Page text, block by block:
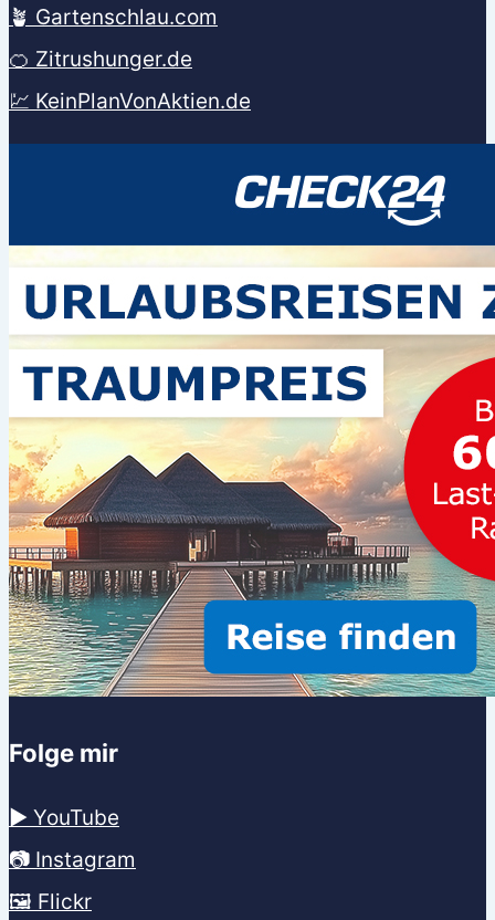
🪴 Gartenschlau.com
🍊 Zitrushunger.de
💹 KeinPlanVonAktien.de
Folge mir
▶️ YouTube
📷 Instagram
🖼️ Flickr